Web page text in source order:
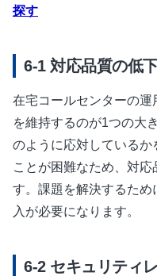
探す
対応品質の低
在宅コールセンターの
を維持するのが1つの大
のように応対しているか
ことが困難なため、対
す。課題を解決するた
入が必要になります。
セキュリティ